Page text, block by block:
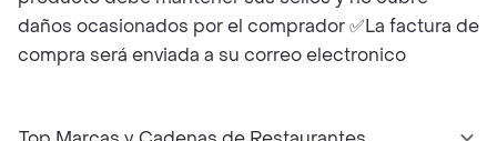
daños ocasionados por el comprador ✅La factura de
compra será enviada a su correo electronico